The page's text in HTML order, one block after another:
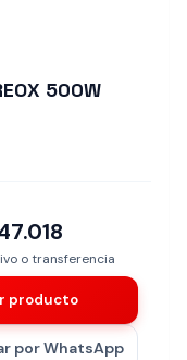
500W
o transferencia
producto
por WhatsApp